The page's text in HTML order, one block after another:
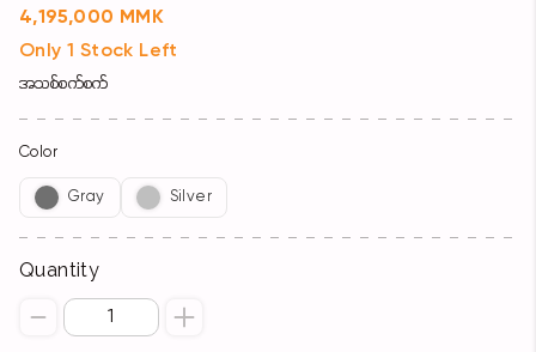
4,195,000 MMK
Only 1 Stock Left
အသစ်စက်စက်
Color
Gray Silver
Quantity